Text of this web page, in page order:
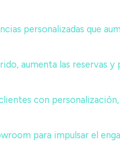
personalizadas que
aumenta las reservas
con
para impulsar el